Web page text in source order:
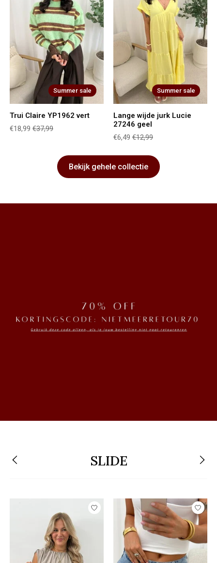
Summer sale
Trui Claire YP1962 vert
€18,99 €37,99
Summer sale
Lange wijde jurk Lucie
27246 geel
€6,49 €12,99
Bekijk gehele collectie
SLIDE